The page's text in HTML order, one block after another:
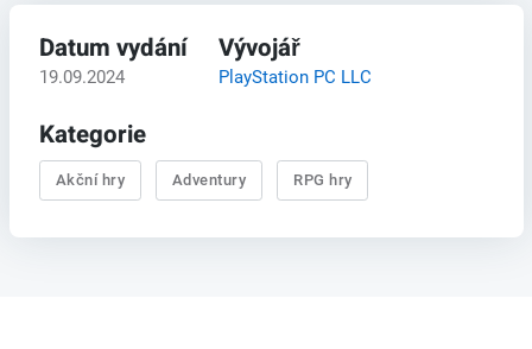
Datum vydání
19.09.2024
Vývojář
PlayStation PC LLC
Kategorie
Akční hry Adventury RPG hry